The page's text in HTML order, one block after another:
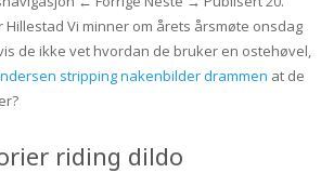
Hillestad Vi minner om årets årsmøte onsdag
de ikke vet hvordan de bruker en ostehøvel,
stripping nakenbilder drammen at de
riding dildo